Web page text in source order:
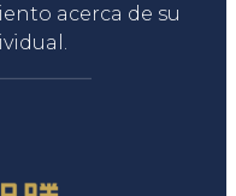
acerca de su